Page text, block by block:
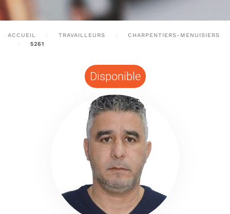
ACCUEIL TRAVAILLEURS
CHARPENTIERS-MENUISIERS
5261
Disponible